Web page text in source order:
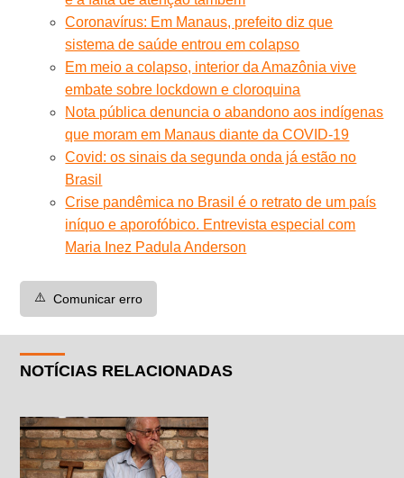
Coronavírus: Em Manaus, prefeito diz que
sistema de saúde entrou em colapso
Em meio a colapso, interior da Amazônia vive
embate sobre lockdown e cloroquina
Nota pública denuncia o abandono aos indígenas
que moram em Manaus diante da COVID-19
Covid: os sinais da segunda onda já estão no
Brasil
Crise pandêmica no Brasil é o retrato de um país
iníquo e aporofóbico. Entrevista especial com
Maria Inez Padula Anderson
⚠️ Comunicar erro
NOTÍCIAS RELACIONADAS